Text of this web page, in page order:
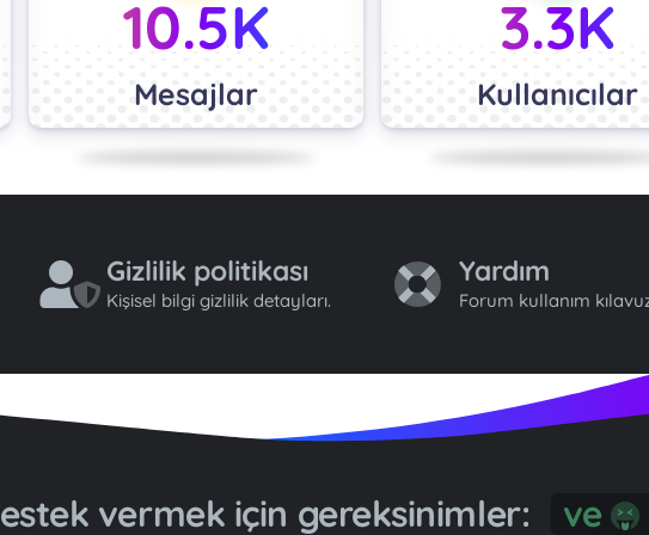
10.5K
Mesajlar
3.3K
Kullanıcılar
Gizlilik politikası
Kişisel bilgi gizlilik detayları.
Yardım
Forum kullanım
Destek vermek için gereksinimler: